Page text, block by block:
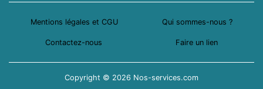
Mentions légales et CGU Qui sommes-nous ?
Contactez-nous Faire un lien
Copyright © 2026 Nos-services.com